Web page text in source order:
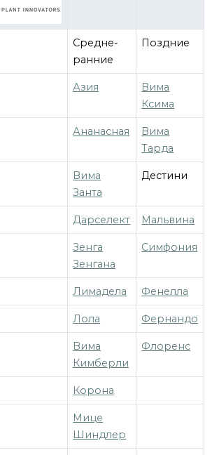
Средне-
ранние
Поздние
Азия
Вима
Ксима
Ананасная
Вима
Тарда
Вима
Занта
Дестини
Дарселект Мальвина
Зенга
Зенгана
Симфония
Лимадела Фенелла
Лола Фернандо
Вима
Кимберли
Флоренс
Корона
Мице
Шиндлер